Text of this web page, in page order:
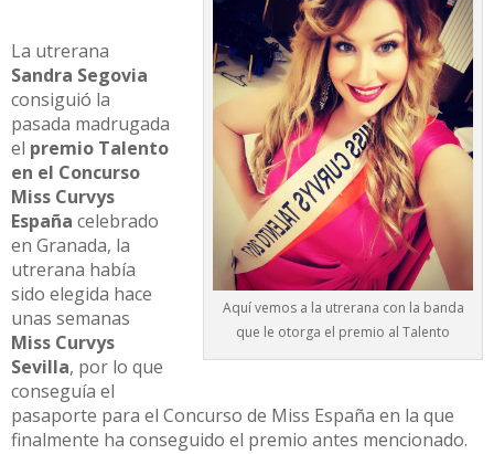
Aquí vemos a la utrerana con la banda
que le otorga el premio al Talento
La utrerana
Sandra Segovia
consiguió la
pasada madrugada
el premio Talento
en el Concurso
Miss Curvys
España celebrado
en Granada, la
utrerana había
sido elegida hace
unas semanas
Miss Curvys
Sevilla, por lo que
conseguía el
pasaporte para el Concurso de Miss España en la que
finalmente ha conseguido el premio antes mencionado.